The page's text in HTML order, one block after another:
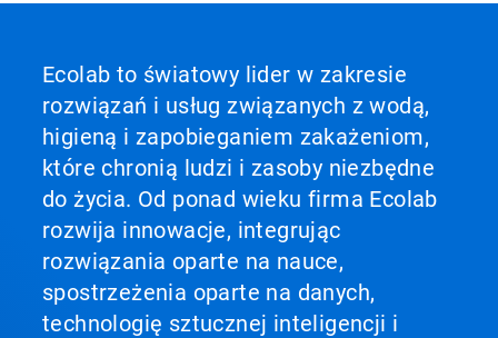
Ecolab to światowy lider w zakresie
rozwiązań i usług związanych z wodą,
higieną i zapobieganiem zakażeniom,
które chronią ludzi i zasoby niezbędne
do życia. Od ponad wieku firma Ecolab
rozwija innowacje, integrując
rozwiązania oparte na nauce,
spostrzeżenia oparte na danych,
technologię sztucznej inteligencji i